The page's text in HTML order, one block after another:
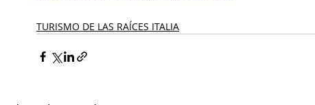
TURISMO DE LAS RAÍCES ITALIA